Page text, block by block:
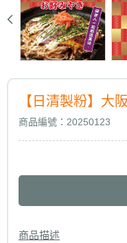
【日清製粉】大
商品編號：20250123
商品描述